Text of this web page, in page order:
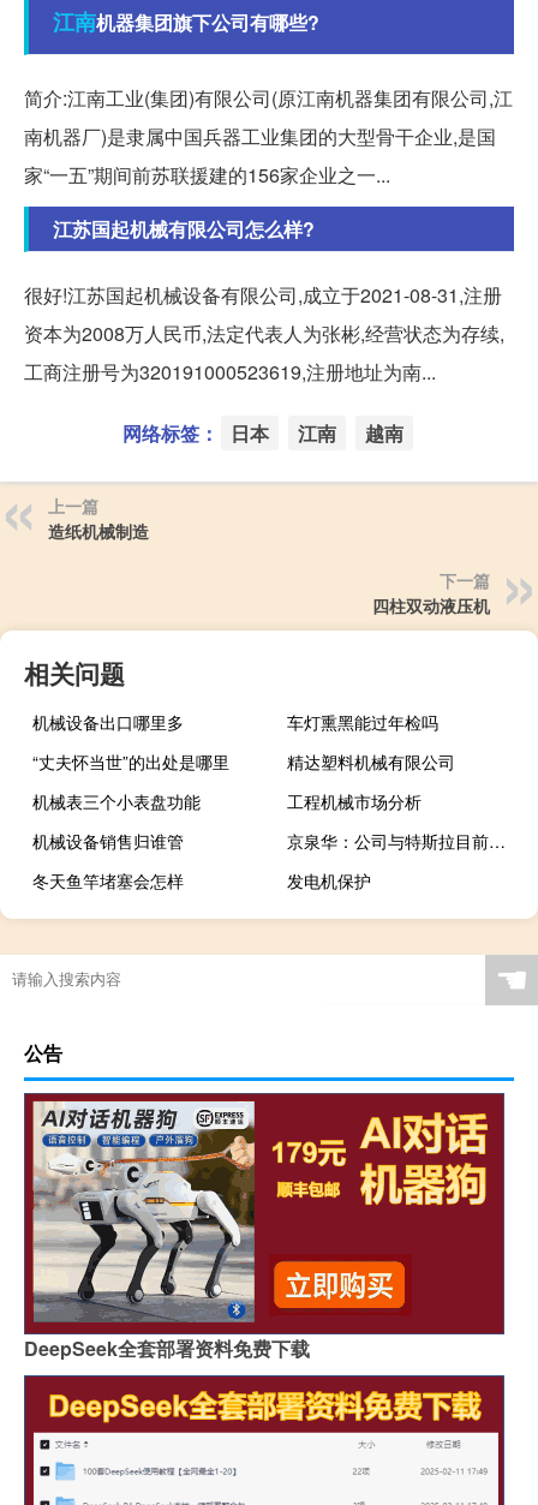
江南机器集团旗下公司有哪些?
简介:江南工业(集团)有限公司(原江南机器集团有限公司,江
南机器厂)是隶属中国兵器工业集团的大型骨干企业,是国
家“一五”期间前苏联援建的156家企业之一...
江苏国起机械有限公司怎么样?
很好!江苏国起机械设备有限公司,成立于2021-08-31,注册
资本为2008万人民币,法定代表人为张彬,经营状态为存续,
工商注册号为320191000523619,注册地址为南...
网络标签： 日本 江南 越南
上一篇
造纸机械制造
下一篇
四柱双动液压机
相关问题
机械设备出口哪里多
车灯熏黑能过年检吗
“丈夫怀当世”的出处是哪里
精达塑料机械有限公司
机械表三个小表盘功能
工程机械市场分析
机械设备销售归谁管
京泉华：公司与特斯拉目前尚处于商务洽谈中
冬天鱼竿堵塞会怎样
发电机保护
☚
公告
DeepSeek全套部署资料免费下载